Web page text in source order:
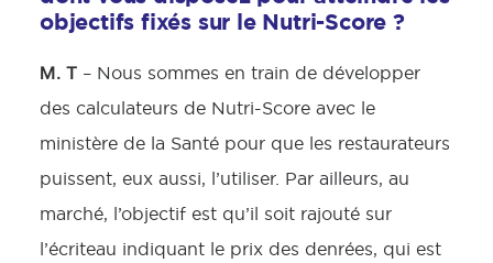
objectifs fixés sur le Nutri-Score ?
M. T – Nous sommes en train de développer
des calculateurs de Nutri-Score avec le
ministère de la Santé pour que les restaurateurs
puissent, eux aussi, l’utiliser. Par ailleurs, au
marché, l’objectif est qu’il soit rajouté sur
l’écriteau indiquant le prix des denrées, qui est